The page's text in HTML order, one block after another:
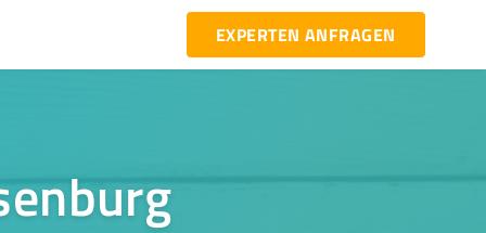
EXPERTEN ANFRAGEN